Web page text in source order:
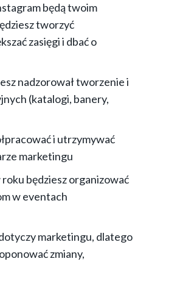
będą twoim
tworzyć
zasięgi i dbać o
nadzorował tworzenie i
(katalogi, banery,
i utrzymywać
marketingu
będziesz organizować
w eventach
marketingu, dlatego
zmiany,